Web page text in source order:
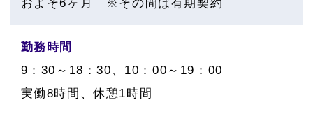
およそ6ヶ月 ※その間は有期契約
勤務時間
9：30～18：30、10：00～19：00
実働8時間、休憩1時間